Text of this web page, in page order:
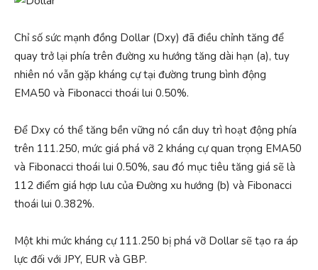
Chỉ số sức mạnh đồng Dollar (Dxy) đã điều chỉnh tăng để
quay trở lại phía trên đường xu hướng tăng dài hạn (a), tuy
nhiên nó vẫn gặp kháng cự tại đường trung bình động
EMA50 và Fibonacci thoái lui 0.50%.
Để Dxy có thể tăng bền vững nó cần duy trì hoạt động phía
trên 111.250, mức giá phá vỡ 2 kháng cự quan trọng EMA50
và Fibonacci thoái lui 0.50%, sau đó mục tiêu tăng giá sẽ là
112 điểm giá hợp lưu của Đường xu hướng (b) và Fibonacci
thoái lui 0.382%.
Một khi mức kháng cự 111.250 bị phá vỡ Dollar sẽ tạo ra áp
lực đối với JPY, EUR và GBP.